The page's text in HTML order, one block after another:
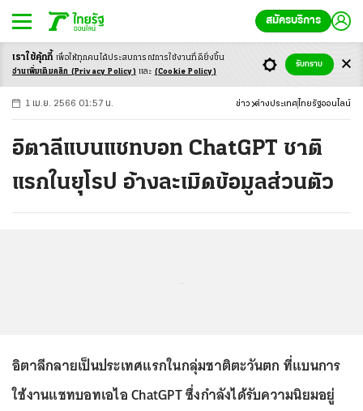
สมัครบริการ
-ก ก ก+
1 เม.ย. 2566 01:57 น. ข่าว ต่างประเทศ ไทยรัฐออนไลน์
อิตาลีแบนแชทบอท ChatGPT ชาติ
แรกในยุโรป อ้างละเมิดข้อมูลส่วนตัว
อิตาลีกลายเป็นประเทศแรกในกลุ่มชาติตะวันตก ที่แบนการ
ใช้งานแชทบอทเอไอ ChatGPT ซึ่งกำลังได้รับความนิยมอยู่
เราใช้คุ้กกี้ เพื่อให้ทุกคนได้ประสบการณ์การใช้งานที่ดียิ่งขึ้น
อ่านเพิ่มเติมคลิก (Privacy Policy) และ (Cookie Policy)
รับทราบ